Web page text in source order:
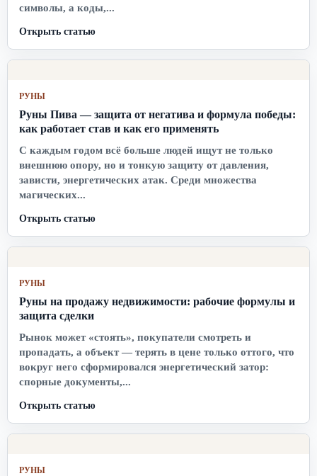
символы, а коды,...
Открыть статью
РУНЫ
Руны Пива — защита от негатива и формула победы:
как работает став и как его применять
С каждым годом всё больше людей ищут не только
внешнюю опору, но и тонкую защиту от давления,
зависти, энергетических атак. Среди множества
магических...
Открыть статью
РУНЫ
Руны на продажу недвижимости: рабочие формулы и
защита сделки
Рынок может «стоять», покупатели смотреть и
пропадать, а объект — терять в цене только оттого, что
вокруг него сформировался энергетический затор:
спорные документы,...
Открыть статью
РУНЫ